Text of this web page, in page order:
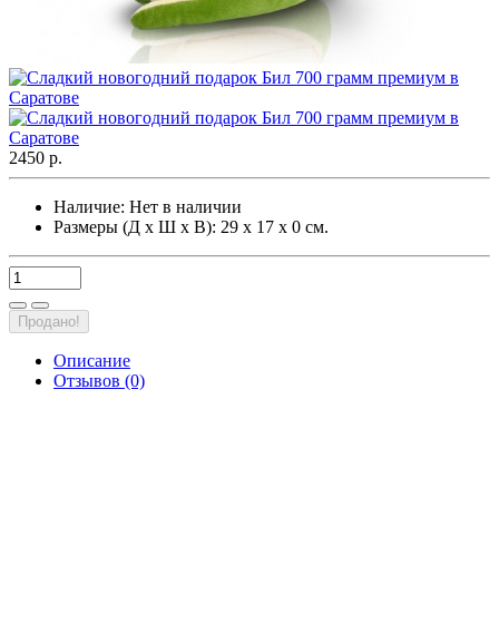
2450 р.
Наличие: Нет в наличии
Размеры (Д х Ш х В): 29 х 17 х 0 см.
Продано!
Описание
Отзывов (0)